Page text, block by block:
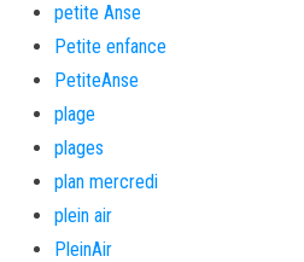
petite Anse
Petite enfance
PetiteAnse
plage
plages
plan mercredi
plein air
PleinAir